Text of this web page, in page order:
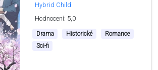
Hybrid Child
Hodnocení: 5,0
Drama Historické
Romance
Sci-fi